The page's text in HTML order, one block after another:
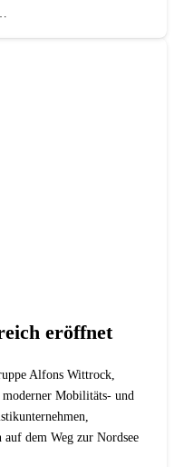
eröffnet
Alfons Wittrock,
moderner Mobilitäts- und
auf dem Weg zur Nordsee